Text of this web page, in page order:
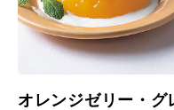
オレンジゼリー・グ